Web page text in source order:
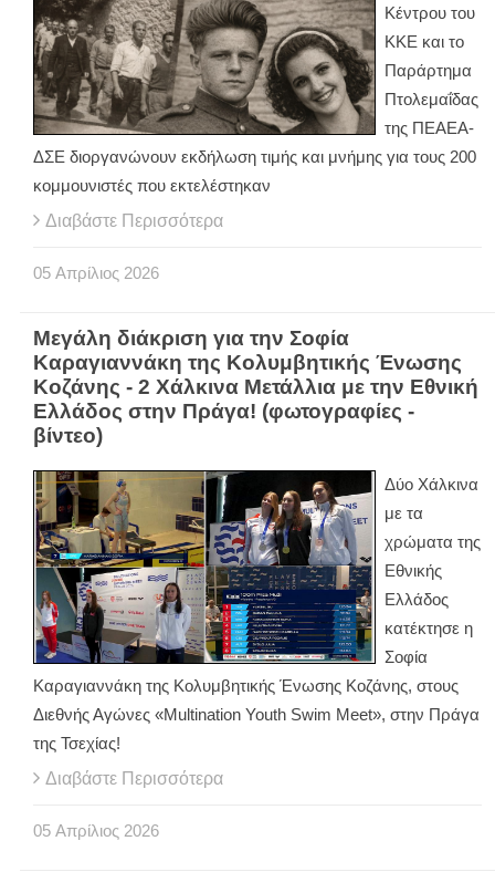
Κέντρου του
ΚΚΕ και το
Παράρτημα
Πτολεμαΐδας
της ΠΕΑΕΑ-
ΔΣΕ διοργανώνουν εκδήλωση τιμής και μνήμης για τους 200
κομμουνιστές που εκτελέστηκαν
Διαβάστε Περισσότερα
05 Απρίλιος 2026
Μεγάλη διάκριση για την Σοφία
Καραγιαννάκη της Κολυμβητικής Ένωσης
Κοζάνης - 2 Χάλκινα Μετάλλια με την Εθνική
Ελλάδος στην Πράγα! (φωτογραφίες -
βίντεο)
Δύο Χάλκινα
με τα
χρώματα της
Εθνικής
Ελλάδος
κατέκτησε η
Σοφία
Καραγιαννάκη της Κολυμβητικής Ένωσης Κοζάνης, στους
Διεθνής Αγώνες «Multination Youth Swim Meet», στην Πράγα
της Τσεχίας!
Διαβάστε Περισσότερα
05 Απρίλιος 2026